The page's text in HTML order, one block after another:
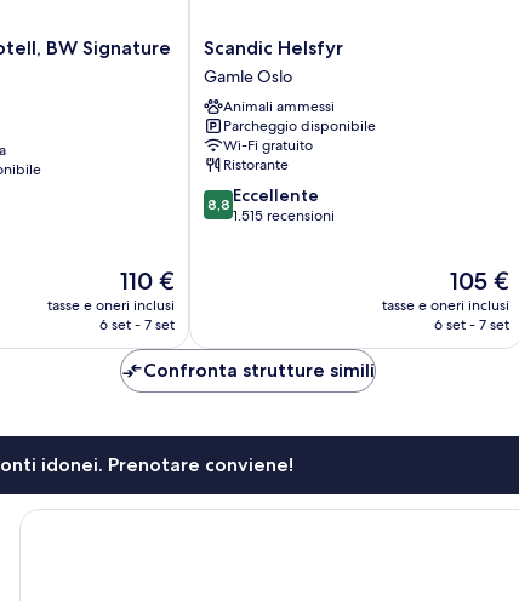
BW Signature
Il
prezzo
attuale
110 €
110 €
tasse e oneri inclusi
6 set - 7 set
Scandic
Helsfyr
Gamle
Oslo
Scandic Helsfyr
Gamle Oslo
Animali ammessi
Parcheggio disponibile
Wi-Fi gratuito
Ristorante
8.8
su
8,8 Eccellente
1.515 recensioni
Il
prezzo
attuale
105 €
tasse e oneri inclusi
6 set - 7 set
Confronta strutture simili
idonei. Prenotare conviene!